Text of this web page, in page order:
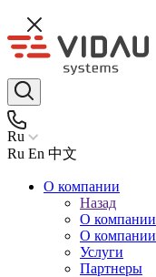
Ru
Ru En 中文
О компании
Назад
О компании
О компании
Услуги
Партнеры